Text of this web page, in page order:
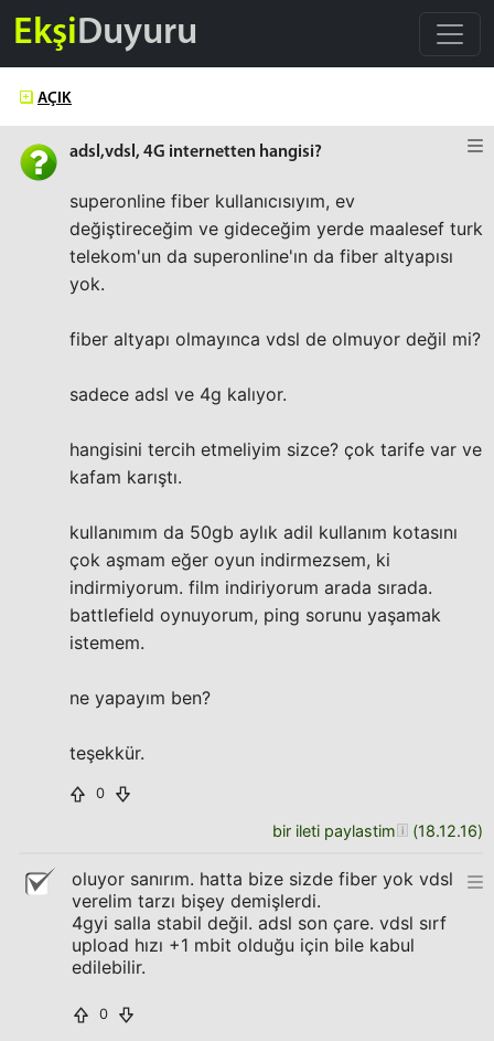
EkşiDuyuru
AÇIK
adsl,vdsl, 4G internetten hangisi?
superonline fiber kullanıcısıyım, ev
değiştireceğim ve gideceğim yerde maalesef turk
telekom'un da superonline'ın da fiber altyapısı
yok.
fiber altyapı olmayınca vdsl de olmuyor değil mi?
sadece adsl ve 4g kalıyor.
hangisini tercih etmeliyim sizce? çok tarife var ve
kafam karıştı.
kullanımım da 50gb aylık adil kullanım kotasını
çok aşmam eğer oyun indirmezsem, ki
indirmiyorum. film indiriyorum arada sırada.
battlefield oynuyorum, ping sorunu yaşamak
istemem.
ne yapayım ben?
teşekkür.
0
bir ileti paylastim (18.12.16)
oluyor sanırım. hatta bize sizde fiber yok vdsl
verelim tarzı bişey demişlerdi.
4gyi salla stabil değil. adsl son çare. vdsl sırf
upload hızı +1 mbit olduğu için bile kabul
edilebilir.
0